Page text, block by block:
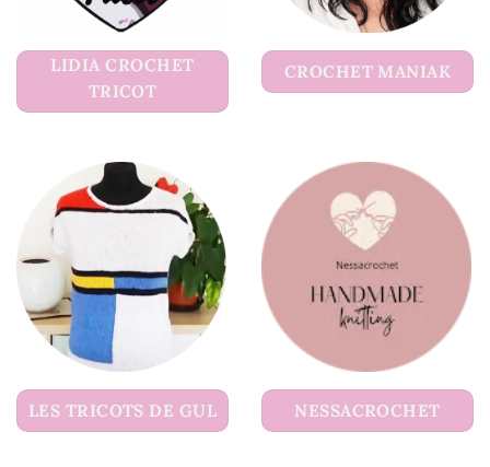
LIDIA CROCHET
TRICOT
CROCHET MANIAK
LES TRICOTS DE GUL NESSACROCHET